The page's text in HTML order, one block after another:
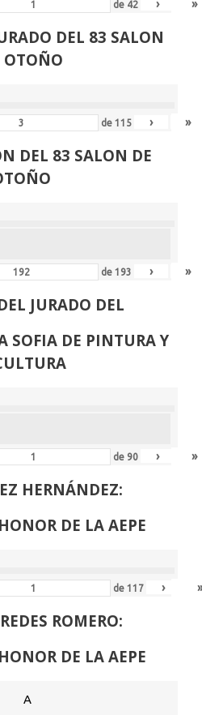
de 42 › »
DEL 83 SALON
OTOÑO
de115 › »
DEL 83 SALON DE
de193 › »
JURADO DEL
SOFIA DE PINTURA Y
de 90 › »
HERNÁNDEZ:
DE LA AEPE
de117 ›
ROMERO:
DE LA AEPE
A